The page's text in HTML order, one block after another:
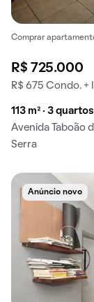
Comprar
R$ 725.000
R$ 675 Condo. +
113 m² · 3
Avenida Taboão
Serra
Anúncio novo